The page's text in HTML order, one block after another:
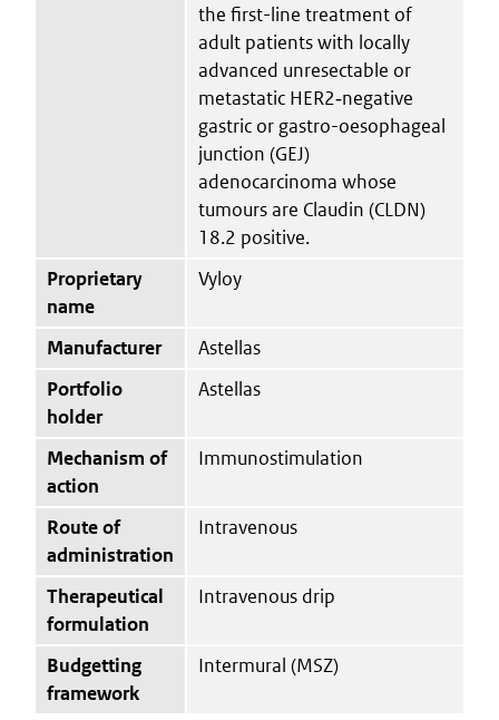
the first-line treatment of
adult patients with locally
advanced unresectable or
metastatic HER2‑negative
gastric or gastro-oesophageal
junction (GEJ)
adenocarcinoma whose
tumours are Claudin (CLDN)
18.2 positive.
Proprietary
name
Vyloy
Manufacturer
Astellas
Portfolio
holder
Astellas
Mechanism of
action
Immunostimulation
Route of
administration
Intravenous
Therapeutical
formulation
Intravenous drip
Budgetting
framework
Intermural (MSZ)